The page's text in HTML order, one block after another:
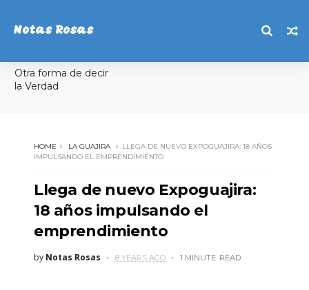
Notas Rosas
Otra forma de decir
la Verdad
HOME LA GUAJIRA
LLEGA DE NUEVO EXPOGUAJIRA: 18 AÑOS
IMPULSANDO EL EMPRENDIMIENTO
Llega de nuevo Expoguajira:
18 años impulsando el
emprendimiento
by Notas Rosas 8 YEARS AGO 1 MINUTE READ